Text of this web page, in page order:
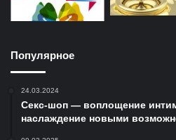
Популярное
24.03.2024
Секс-шоп — воплощение
наслаждение новыми